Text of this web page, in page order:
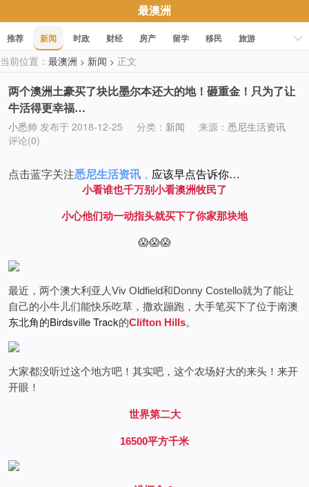
最澳洲
推荐 新闻 时政 财经 房产 留学 移民
旅游
科技
职场 美食 文化
当前位置： 最澳洲 > 新闻 > 正文
两个澳洲土豪买了块比墨尔本还大的地！砸重金！只为了让
牛活得更幸福…
小悉帅 发布于 2018-12-25 分类： 新闻 来源： 悉尼生活资讯
评论(0)
点击蓝字关注悉尼生活资讯 ， 应该早点告诉你…
小看谁也千万别小看澳洲牧民了
小心他们动一动指头就买下了你家那块地
😱😱😱
最近，两个澳大利亚人Viv Oldfield和Donny Costello就为了能让
自己的小牛儿们能快乐吃草，撒欢蹦跑，大手笔买下了位于南澳
东北角的Birdsville Track的Clifton Hills。
大家都没听过这个地方吧！其实吧，这个农场好大的来头！来开
开眼！
世界第二大
16500平方千米